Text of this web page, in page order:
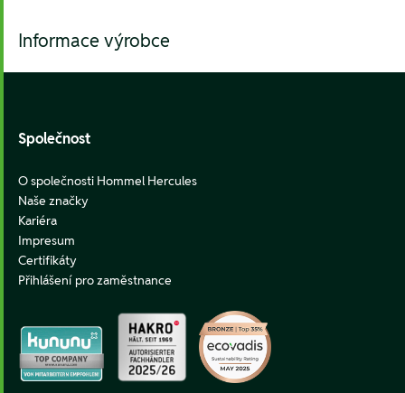
Informace výrobce
Footer
Společnost
O společnosti Hommel Hercules
Naše značky
Kariéra
Impresum
Certifikáty
Přihlášení pro zaměstnance